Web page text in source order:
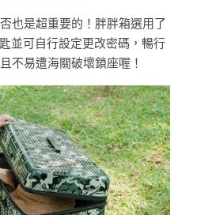
也是超重要的！胖胖箱選用了
並可自行設定更改密碼，暢行
不易遭海關破壞鎖座喔！